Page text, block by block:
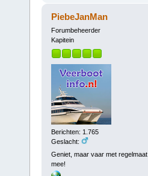
PiebeJanMan
Forumbeheerder
Kapitein
Berichten: 1.765
Geslacht:
Geniet, maar vaar met regelmaat
mee!